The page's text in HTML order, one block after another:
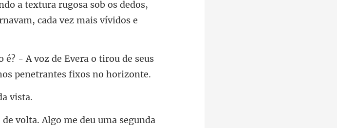
de Evera o tirou de seus
volta. Algo me deu uma segunda